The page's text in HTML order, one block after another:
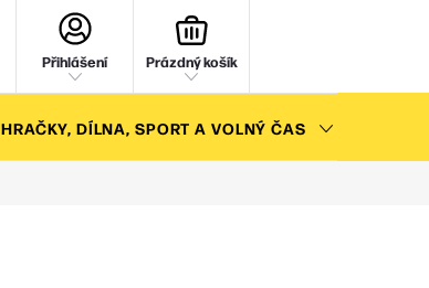
Přihlášení Prázdný košík
HRAČKY, DÍLNA, SPORT A VOLNÝ ČAS